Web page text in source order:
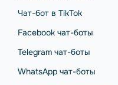
Чат-бот в TikTok
Facebook чат-боты
Telegram чат-боты
WhatsApp чат-боты